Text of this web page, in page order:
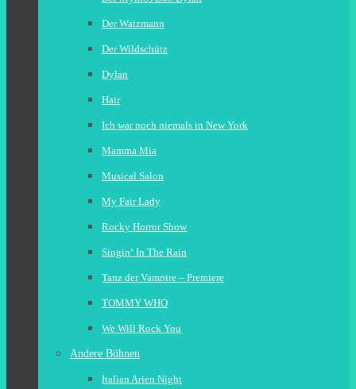
Der Watzmann
Der Wildschütz
Dylan
Hair
Ich war noch niemals in New York
Mamma Mia
Musical Salon
My Fair Lady
Rocky Horror Show
Singin‘ In The Rain
Tanz der Vampire – Premiere
TOMMY WHO
We Will Rock You
Andere Bühnen
Italian Arien Night